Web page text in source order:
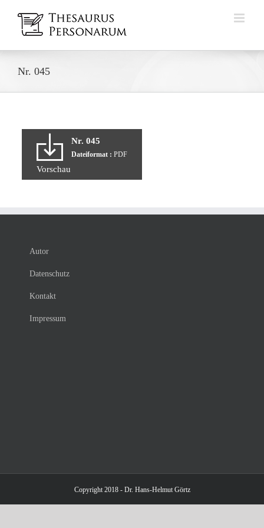
Inhalt
springen
Nr. 045
Nr. 045
Dateiformat : PDF
Vorschau
Autor
Datenschutz
Kontakt
Impressum
Copyright 2018 - Dr. Hans-Helmut Görtz